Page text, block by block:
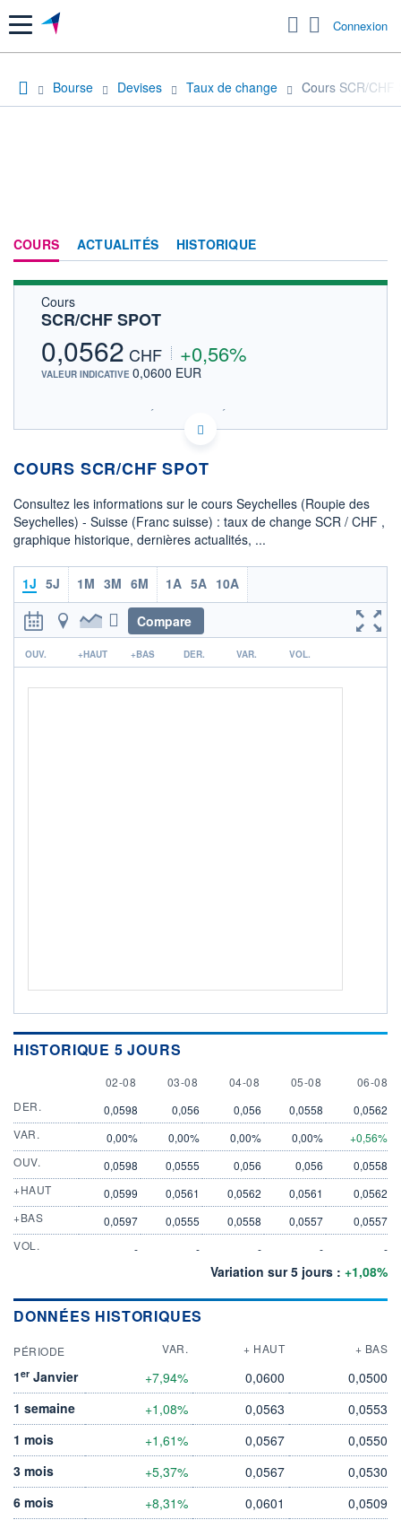
Menu Connexion
Bourse Devises Taux de change Cours SCR/CHF
COURS ACTUALITÉS HISTORIQUE
Cours
SCR/CHF SPOT
0,0562 CHF +0,56%
VALEUR INDICATIVE 0,0600 EUR
SIX - FOREX 2 DONNÉES TEMPS RÉEL
Politique d'exécution
12h49
OUVERTURE
0,0558
CLÔTURE VEILLE
0,0562 0,0557
COTATION SPÉCIFIQUE
COURS SCR/CHF SPOT
Consultez les informations sur le cours Seychelles (Roupie des
Seychelles) - Suisse (Franc suisse) : taux de change SCR / CHF ,
graphique historique, dernières actualités, ...
1J 5J 1M 3M 6M 1A 5A 10A
Compare
r
OUV. +HAUT +BAS DER. VAR. VOL.
HISTORIQUE 5 JOURS
2 AUGUST
02-08 3 AUGUST
03-08 4 AUGUST
04-08 5 AUGUST
05-08 6
06-08
DER.
0,0598 0,056 0,056 0,0558
0,0562
VAR.
0,00% 0,00% 0,00% 0,00%
+0,56%
OUV.
0,0598 0,0555 0,056 0,056
0,0558
+HAUT
0,0599 0,0561 0,0562 0,0561
0,0562
+BAS
0,0597 0,0555 0,0558 0,0557
0,0557
VOL.
- - - - -
Variation sur 5 jours : +1,08%
DONNÉES HISTORIQUES
PÉRIODE VAR. + HAUT + BAS
1er Janvier +7,94% 0,0600
0,0500
1 semaine
+1,08% 0,0563
0,0553
1 mois
+1,61% 0,0567
0,0550
3 mois
+5,37% 0,0567
0,0530
6 mois
+8,31% 0,0601
0,0509